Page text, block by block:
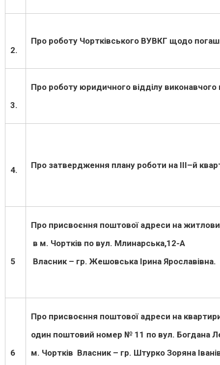
2.
Про роботу Чортківського ВУВКГ щодо
3.
Про роботу юридичного відділу
4. Про затвердження плану роботи на III–й
5
Про присвоєння поштової адреси на
в м. Чортків по вул. Млинарська,12-А
Власник – гр. Жешовська Ірина Ярославівна.
6
Про присвоєння поштової адреси на
один поштовий номер № 11 по вул. Богдана
м. Чортків Власник – гр. Штурко Зоряна